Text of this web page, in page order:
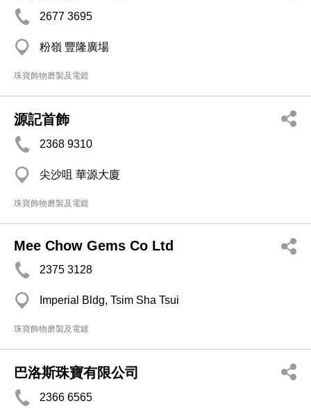
2677 3695
粉嶺 豐隆廣場
珠寶飾物磨製及電鍍
源記首飾
2368 9310
尖沙咀 華源大廈
珠寶飾物磨製及電鍍
Mee Chow Gems Co Ltd
2375 3128
Imperial Bldg, Tsim Sha Tsui
珠寶飾物磨製及電鍍
巴洛斯珠寶有限公司
2366 6565